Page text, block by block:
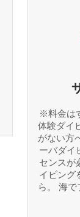
※料金は
体験ダイ
がない方
ーバダイ
センスが
イビング
ら。 海で